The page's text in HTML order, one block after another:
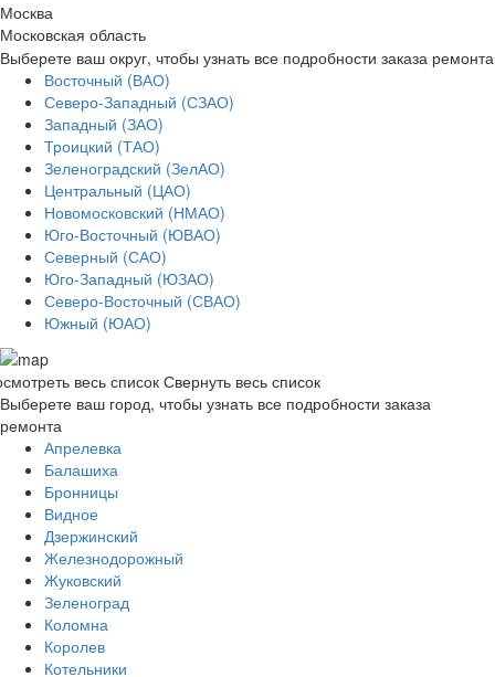
Москва
Московская область
Выберете ваш округ, чтобы узнать все подробности заказа ремонта
Восточный (ВАО)
Северо-Западный (СЗАО)
Западный (ЗАО)
Троицкий (ТАО)
Зеленоградский (ЗелАО)
Центральный (ЦАО)
Новомосковский (НМАО)
Юго-Восточный (ЮВАО)
Северный (САО)
Юго-Западный (ЮЗАО)
Северо-Восточный (СВАО)
Южный (ЮАО)
весь список Свернуть весь список
Выберете ваш город, чтобы узнать все подробности заказа
ремонта
Апрелевка
Балашиха
Бронницы
Видное
Дзержинский
Железнодорожный
Жуковский
Зеленоград
Коломна
Королев
Котельники